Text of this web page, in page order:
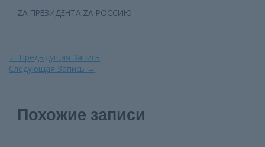
ZА ПРЕЗИДЕНТА.ZА РОССИЮ
Навигация
по
← Предыдущая Запись
Следующая Запись →
Похожие записи